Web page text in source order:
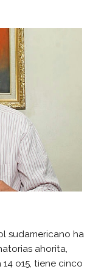
sudamericano ha
ahorita,
o15, tiene cinco